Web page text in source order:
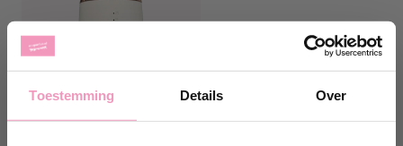
Toestemming Details Over